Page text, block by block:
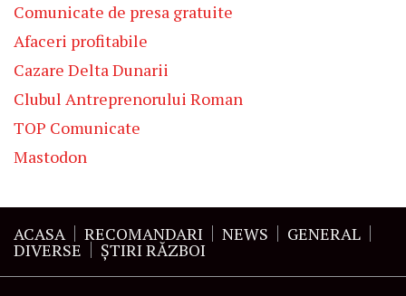
Comunicate de presa gratuite
Afaceri profitabile
Cazare Delta Dunarii
Clubul Antreprenorului Roman
TOP Comunicate
Mastodon
ACASA RECOMANDARI NEWS GENERAL
DIVERSE ŞTIRI RĂZBOI